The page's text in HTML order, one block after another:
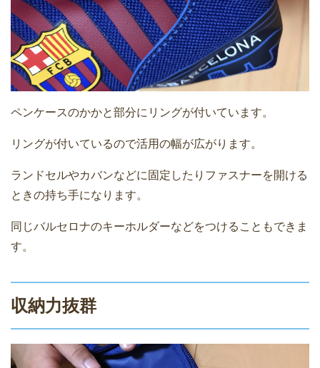
ペンケースのかかと部分にリングが付いています。
リングが付いているので活用の幅が広がります。
ランドセルやカバンなどに固定したりファスナーを開ける
ときの持ち手になります。
同じバルセロナのキーホルダーなどをつけることもできま
す。
収納力抜群